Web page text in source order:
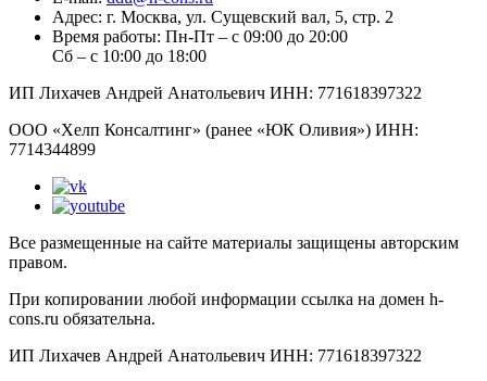
Адрес: г. Москва, ул. Сущевский вал, 5, стр. 2
Время работы: Пн-Пт – с 09:00 до 20:00
Сб – с 10:00 до 18:00
ИП Лихачев Андрей Анатольевич ИНН: 771618397322
ООО «Хелп Консалтинг» (ранее «ЮК Оливия») ИНН:
7714344899
Все размещенные на сайте материалы защищены авторским
правом.
При копировании любой информации ссылка на домен h-
cons.ru обязательна.
ИП Лихачев Андрей Анатольевич ИНН: 771618397322